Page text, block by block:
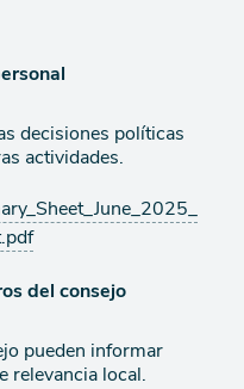
decisiones políticas
actividades.
del consejo
pueden informar
relevancia local.